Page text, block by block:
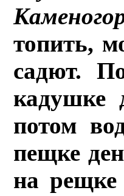
топить,
садют.
кадушке
потом
пещке
на